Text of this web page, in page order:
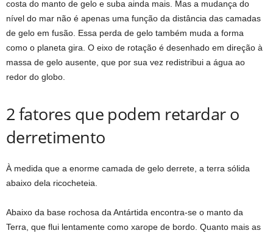
costa do manto de gelo e suba ainda mais. Mas a mudança do
nível do mar não é apenas uma função da distância das camadas
de gelo em fusão. Essa perda de gelo também muda a forma
como o planeta gira. O eixo de rotação é desenhado em direção à
massa de gelo ausente, que por sua vez redistribui a água ao
redor do globo.
2 fatores que podem retardar o
derretimento
À medida que a enorme camada de gelo derrete, a terra sólida
abaixo dela ricocheteia.
Abaixo da base rochosa da Antártida encontra-se o manto da
Terra, que flui lentamente como xarope de bordo. Quanto mais as